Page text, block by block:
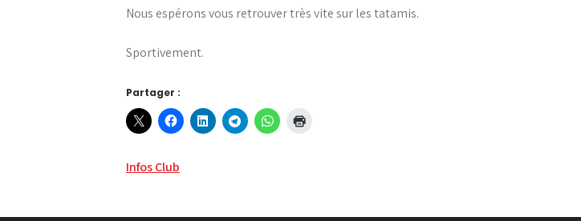
Nous espérons vous retrouver très vite sur les tatamis.
Sportivement.
Partager :
Navigation
Infos Club